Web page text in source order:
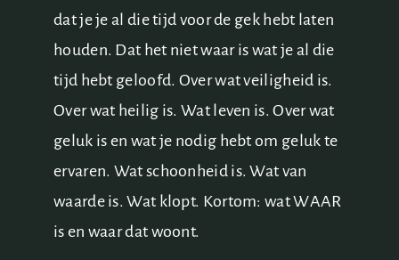
dat je je al die tijd voor de gek hebt laten
houden. Dat het niet waar is wat je al die
tijd hebt geloofd. Over wat veiligheid is.
Over wat heilig is. Wat leven is. Over wat
geluk is en wat je nodig hebt om geluk te
ervaren. Wat schoonheid is. Wat van
waarde is. Wat klopt. Kortom: wat WAAR
is en waar dat woont.